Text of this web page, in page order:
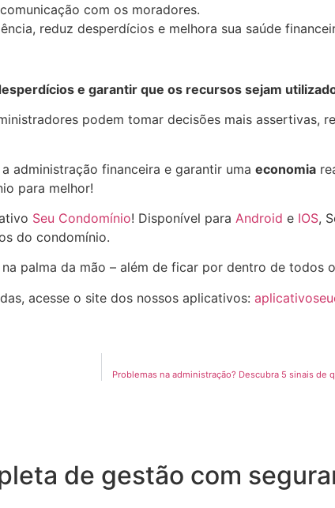
com os moradores.
reduz desperdícios e melhora sua saúde
e garantir que os recursos sejam
podem tomar decisões mais assertivas,
administração financeira e garantir uma economia
para melhor!
Seu Condomínio! Disponível para Android e IOS,
do condomínio.
palma da mão – além de ficar por dentro de todos
acesse o site dos nossos aplicativos:
Problemas na administração? Descubra 5 sinais
de gestão com